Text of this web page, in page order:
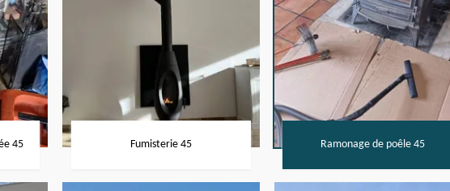
45 Fumisterie 45 Ramonage de poêle 45